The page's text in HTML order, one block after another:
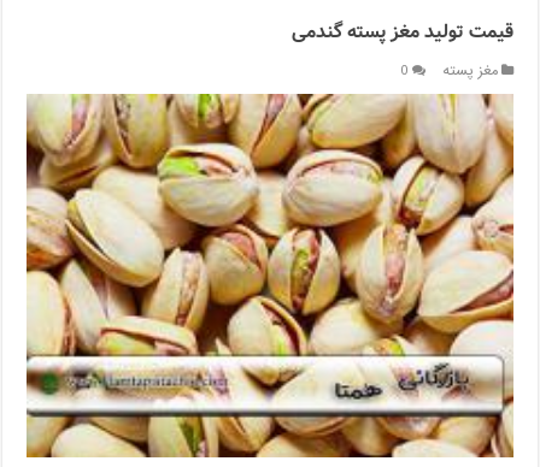
قیمت تولید مغز پسته گندمی
مغز پسته 0